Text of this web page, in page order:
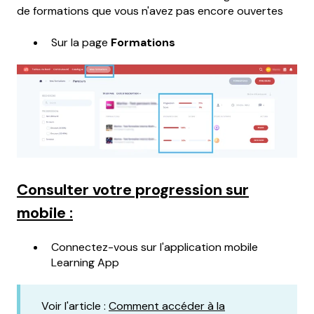
de formations que vous n'avez pas encore ouvertes
Sur la page Formations
Consulter votre progression sur
mobile :
Connectez-vous sur l'application mobile
Learning App
Voir l'article : Comment accéder à la